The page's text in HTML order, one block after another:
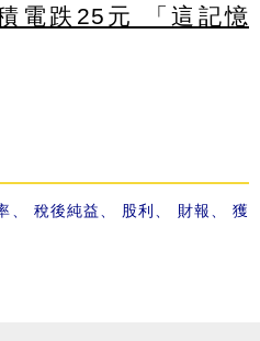
電跌25元 「這記憶
稅後純益 股利 財報
獲